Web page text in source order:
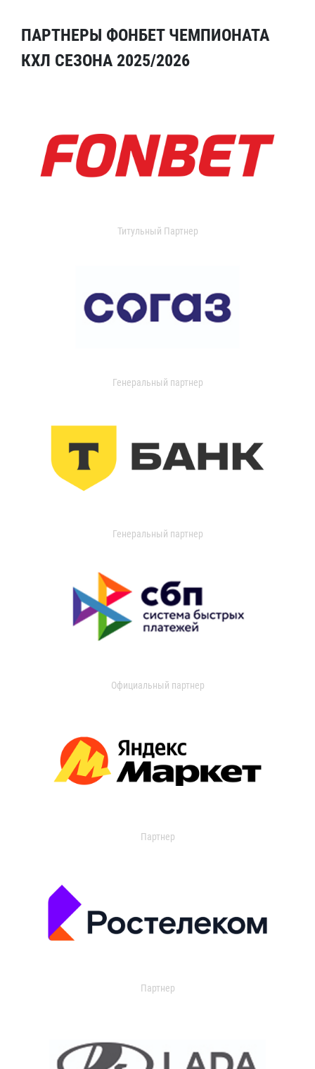
ПАРТНЕРЫ ФОНБЕТ ЧЕМПИОНАТА
КХЛ СЕЗОНА 2025/2026
Титульный Партнер
Генеральный партнер
Генеральный партнер
Официальный партнер
Партнер
Партнер